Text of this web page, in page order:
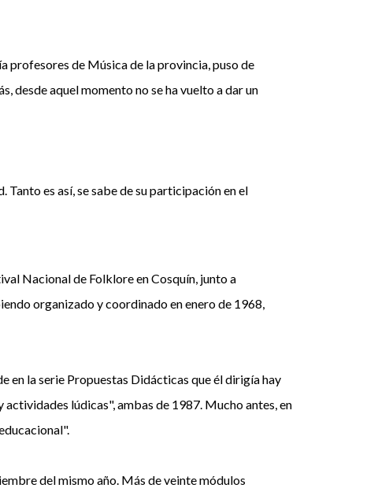
profesores de Música de la provincia, puso de
desde aquel momento no se ha vuelto a dar un
es así, se sabe de su participación en el
Nacional de Folklore en Cosquín, junto a
organizado y coordinado en enero de 1968,
la serie Propuestas Didácticas que él dirigía hay
lúdicas", ambas de 1987. Mucho antes, en
del mismo año. Más de veinte módulos